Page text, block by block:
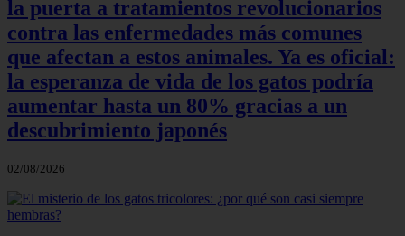
la puerta a tratamientos revolucionarios
contra las enfermedades más comunes
que afectan a estos animales. Ya es oficial:
la esperanza de vida de los gatos podría
aumentar hasta un 80% gracias a un
descubrimiento japonés
02/08/2026